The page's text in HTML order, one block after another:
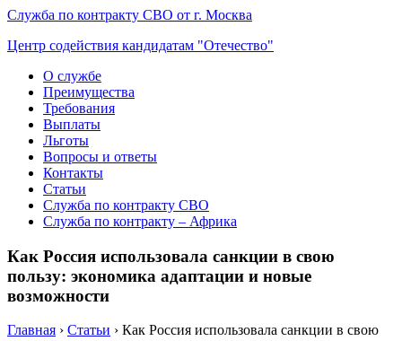
Служба по контракту СВО от г. Москва
Центр содействия кандидатам "Отечество"
О службе
Преимущества
Требования
Выплаты
Льготы
Вопросы и ответы
Контакты
Статьи
Служба по контракту СВО
Служба по контракту – Африка
Как Россия использовала санкции в свою
пользу: экономика адаптации и новые
возможности
Главная › Статьи › Как Россия использовала санкции в свою